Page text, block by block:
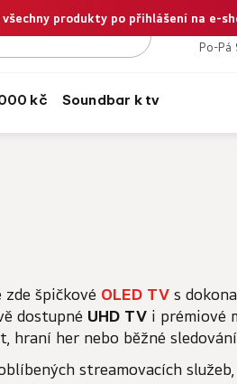
produkty po přihlášení na e-
Po-Pá
kč soundbar k tv
zde špičkové OLED TV s
dostupné UHD TV i prémiové
hraní her nebo běžné
oblíbených streamovacích